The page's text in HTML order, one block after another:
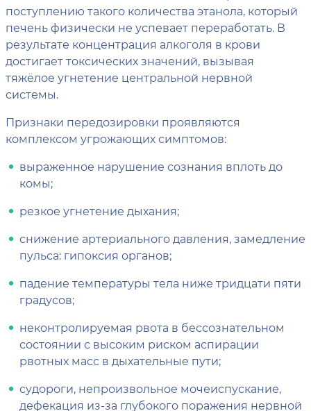
поступлению такого количества этанола, который
печень физически не успевает переработать. В
результате концентрация алкоголя в крови
достигает токсических значений, вызывая
тяжёлое угнетение центральной нервной
системы.
Признаки передозировки проявляются
комплексом угрожающих симптомов:
выраженное нарушение сознания вплоть до
комы;
резкое угнетение дыхания;
снижение артериального давления, замедление
пульса: гипоксия органов;
падение температуры тела ниже тридцати пяти
градусов;
неконтролируемая рвота в бессознательном
состоянии с высоким риском аспирации
рвотных масс в дыхательные пути;
судороги, непроизвольное мочеиспускание,
дефекация из-за глубокого поражения нервной